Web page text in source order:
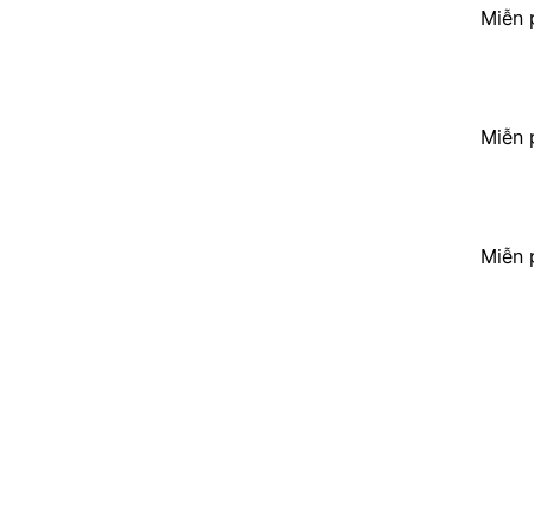
Miễn
Miễn
Miễn